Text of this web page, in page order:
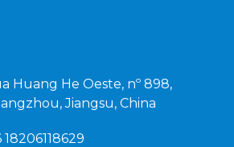
Huang He Oeste, nº 898,
Jiangsu, China
18206118629